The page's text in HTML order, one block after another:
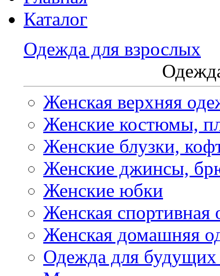
Каталог
Одежда для взрослых
Женская верхняя
Женские костюмы,
Женские блузки,
Женские джинсы,
Женские юбки
Женская спортивная
Женская домашняя
Одежда для